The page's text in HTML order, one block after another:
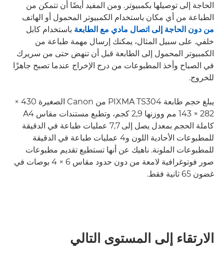
الحاجة إلى توصيلها بكمبيوتر. ومن المفيد أيضًا أن تتمكن من
الطباعة من أي مكان باستخدام الكمبيوتر المحمول أو الهاتف
من دون الحاجة إلى اتصال مادي مع الطابعة باستخدام كابل
خلفي. على سبيل المثال، يمكنك إرسال مهمة طباعة من
الكمبيوتر المحمول إلى الطابعة قبل أن تنهض حتى من سريرك
في الصباح وأخذ المطبوعات من درج الإخراج عندما تصبح جاهزًا
للخروج.
يبلغ حجم طابعة PIXMA TS304 من Canon الصغيرة 430 ×
282 × 143 مم ووزنها 2,9 كجم، وتطبع مستندات مقاس A4
كاملة الحجم بمعدل يصل إلى 7,7 عمليات طباعة في الدقيقة
للمطبوعات الأحادية اللون و4 عمليات طباعة في الدقيقة
للمطبوعات الملونة. ناهيك عن أنها تستطيع تقديم مطبوعات
صور فوتوغرافية لامعة من دون حدود مقاس 6 × 4 بوصات في
غضون 65 ثانية فقط.
الارتقاء إلى المستوى التالي